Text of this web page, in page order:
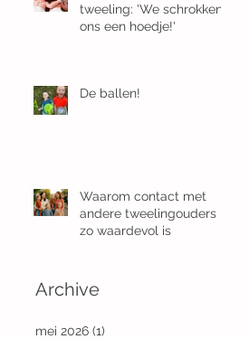
tweeling: 'We schrokken
ons een hoedje!'
De ballen!
Waarom contact met
andere tweelingouders
zo waardevol is
Archive
mei 2026 (1)